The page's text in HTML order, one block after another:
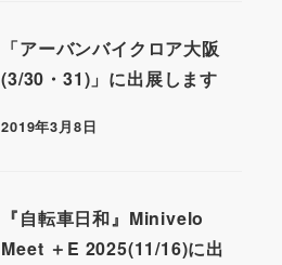
「アーバンバイクロア大阪
(3/30・31)」に出展します
2019年3月8日
『自転車日和』Minivelo
Meet ＋E 2025(11/16)に出